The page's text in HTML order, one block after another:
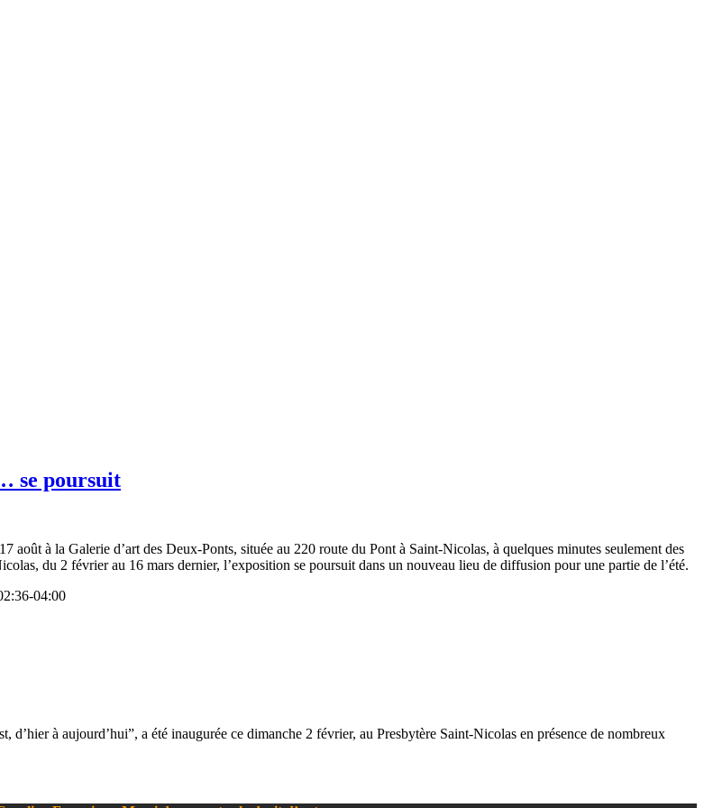
se poursuit
août à la Galerie d’art des Deux-Ponts, située au 220 route du Pont à Saint-Nicolas, à quelques minutes seulement des
du 2 février au 16 mars dernier, l’exposition se poursuit dans un nouveau lieu de diffusion pour une partie de l’été.
04:00
à aujourd’hui”, a été inaugurée ce dimanche 2 février, au Presbytère Saint-Nicolas en présence de nombreux